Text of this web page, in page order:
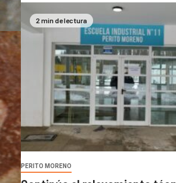
2 min de lectura
PERITO MORENO